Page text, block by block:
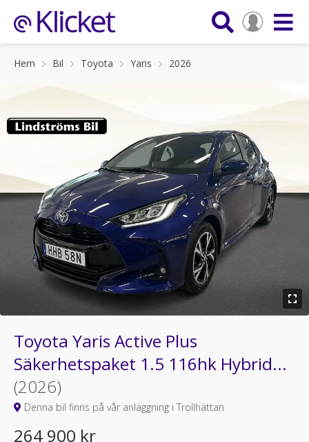
Hem Bil Toyota Yaris 2026
Toyota Yaris Active Plus
Säkerhetspaket 1.5 116hk Hybrid...
(2026)
Denna bil finns på vår anläggning i Trollhättan
264 900 kr